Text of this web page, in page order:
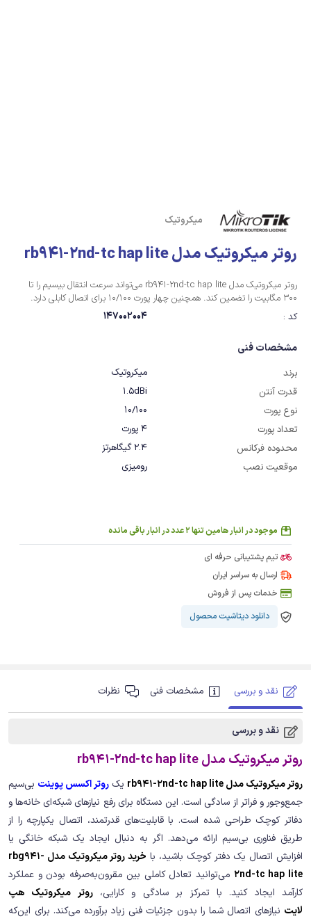
میکروتیک
روتر میکروتیک مدل rb941-2nd-tc hap lite
روتر میکروتیک مدل ‏rb941-2nd-tc hap lite‏ می‌تواند سرعت انتقال بیسیم را تا
300 مگابیت را تضمین کند. همچنین چهار ‏پورت‎ ‎‏10/100 برای اتصال کابلی دارد.
کد :
147002004
مشخصات فنی
برند
میکروتیک
قدرت آنتن
1.5dBi
نوع پورت
10/100
تعداد پورت
4 پورت
محدوده فرکانس
2.4 گیگاهرتز
موقعیت نصب
رومیزی
موجود در انبار هامین تنها 2 عدد در انبار باقی مانده
تیم پشتیبانی حرفه ای
ارسال به سراسر ایران
خدمات پس از فروش
دانلود دیتاشیت محصول
نقد و بررسی مشخصات فنی نظرات
نقد و بررسی
روتر میکروتیک مدل rb941-2nd-tc hap lite
روتر میکروتیک مدل rb941-2nd-tc hap lite یک روتر اکسس پوینت بی‌سیم
جمع‌وجور و فراتر از سادگی است. این دستگاه برای رفع نیازهای شبکه‌ای خانه‌ها و
دفاتر کوچک طراحی شده است. با قابلیت‌های قدرتمند، اتصال یکپارچه را از
طریق فناوری بی‌سیم ارائه می‌دهد. اگر به دنبال ایجاد یک شبکه خانگی یا
افزایش اتصال یک دفتر کوچک باشید، با
خرید روتر میکروتیک مدل rbg941-
2nd-tc hap lite می‌توانید تعادل کاملی بین مقرون‌به‌صرفه بودن و عملکرد
کارآمد ایجاد کنید. با تمرکز بر سادگی و کارایی، روتر میکروتیک هپ
لایت نیازهای اتصال شما را بدون جزئیات فنی زیاد برآورده می‌کند. برای این‌که